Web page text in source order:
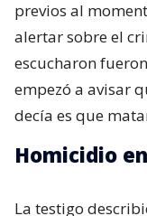
previos al
alertar sobre el
escucharon
empezó a avisar
decía es que
Homicidio
La testigo